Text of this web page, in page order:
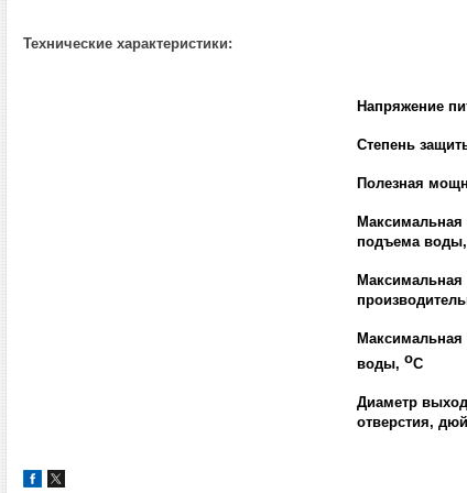
Технические характеристики:
Напряжение
Степень
Полезная
Максимальная
подъема
Максимальная
Максимальная
воды, оС
Диаметр
отверстия,